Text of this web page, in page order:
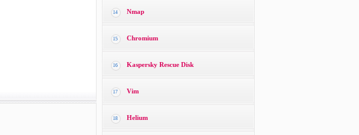
14 Nmap
15 Chromium
16 Kaspersky Rescue Disk
17 Vim
18 Helium